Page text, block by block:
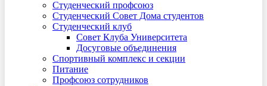
Студенческий профсоюз
Студенческий Совет Дома студентов
Студенческий клуб
Совет Клуба Университета
Досуговые объединения
Спортивный комплекс и секции
Питание
Профсоюз сотрудников